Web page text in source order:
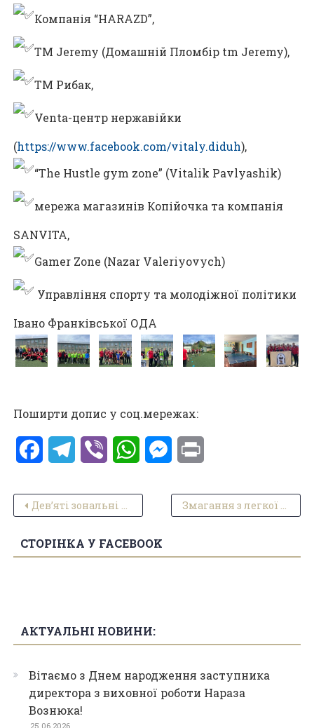
Компанія “HARAZD”,
ТМ Jeremy (Домашній Пломбір tm Jeremy),
ТМ Рибак,
Venta-центр нержавійки
(https://www.facebook.com/vitaly.diduh),
“The Hustle gym zone” (Vitalik Pavlyashik)
мережа магазинів Копійочка та компанія
SANVITA,
Gamer Zone (Nazar Valeriyovych)
Управління спорту та молодіжної політики
Івано Франківської ОДА
Поширти допис у соц.мережах:
FacebookTelegram
Viber WhatsAppMessenger
Навігація записів
Девʼяті зональні змагання «Надія нації». Змагання з легкої атлетики
СТОРІНКА У FACEBOOK
АКТУАЛЬНІ НОВИНИ:
Вітаємо з Днем народження заступника
директора з виховної роботи Нараза
Вознюка!
25.06.2026